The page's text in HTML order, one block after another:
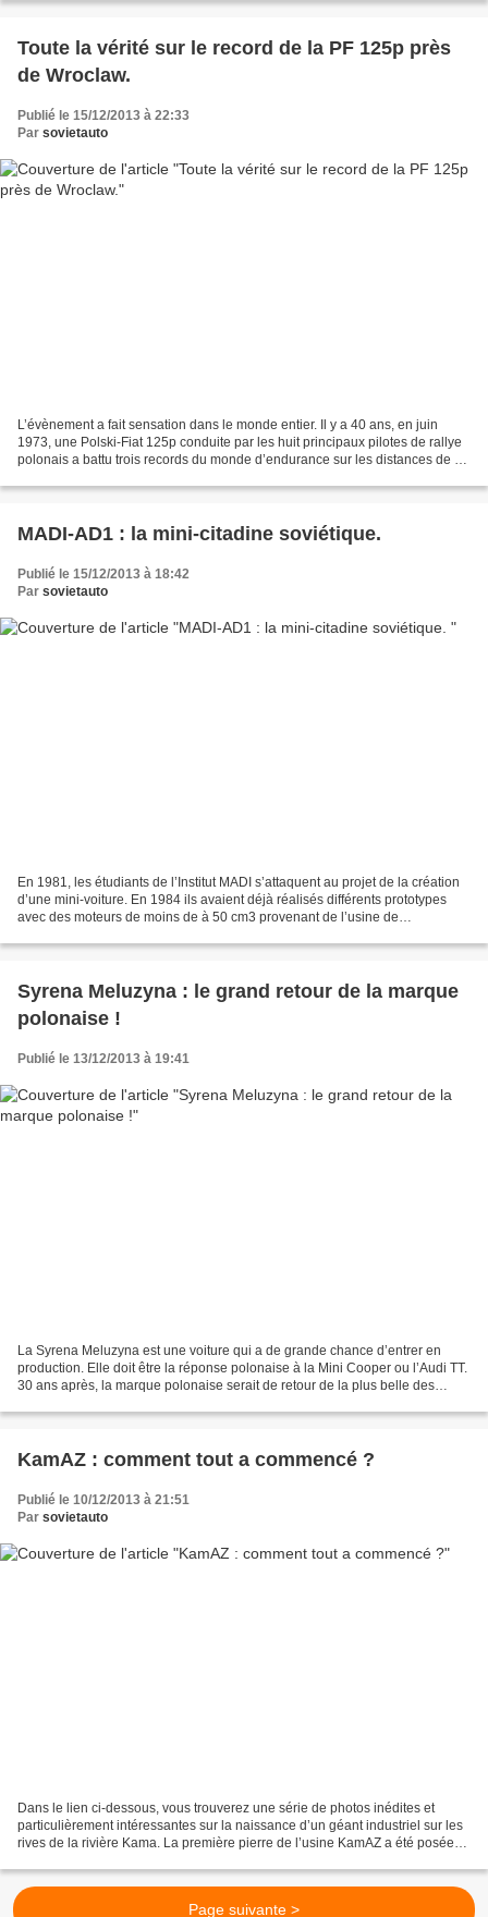
Toute la vérité sur le record de la PF 125p près
de Wroclaw.
Publié le 15/12/2013 à 22:33
Par sovietauto
L’évènement a fait sensation dans le monde entier. Il y a 40 ans, en juin
1973, une Polski-Fiat 125p conduite par les huit principaux pilotes de rallye
polonais a battu trois records du monde d’endurance sur les distances de 25
MADI-AD1 : la mini-citadine soviétique.
Publié le 15/12/2013 à 18:42
Par sovietauto
En 1981, les étudiants de l’Institut MADI s’attaquent au projet de la création
d’une mini-voiture. En 1984 ils avaient déjà réalisés différents prototypes
avec des moteurs de moins de à 50 cm3 provenant de l’usine de
Syrena Meluzyna : le grand retour de la marque
polonaise !
Publié le 13/12/2013 à 19:41
La Syrena Meluzyna est une voiture qui a de grande chance d’entrer en
production. Elle doit être la réponse polonaise à la Mini Cooper ou l’Audi TT.
30 ans après, la marque polonaise serait de retour de la plus belle des
KamAZ : comment tout a commencé ?
Publié le 10/12/2013 à 21:51
Par sovietauto
Dans le lien ci-dessous, vous trouverez une série de photos inédites et
particulièrement intéressantes sur la naissance d’un géant industriel sur les
rives de la rivière Kama. La première pierre de l’usine KamAZ a été posée
Page suivante >